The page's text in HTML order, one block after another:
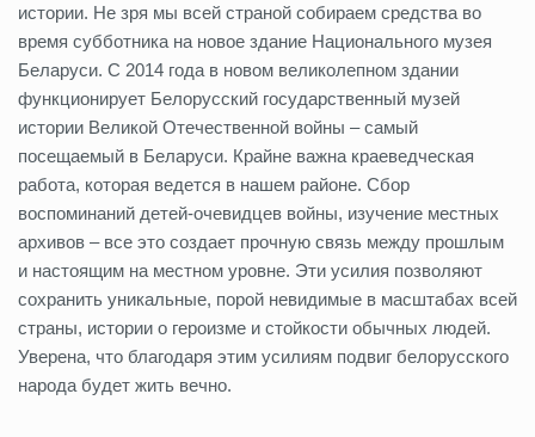
истории. Не зря мы всей страной собираем средства во
время субботника на новое здание Национального музея
Беларуси. С 2014 года в новом великолепном здании
функционирует Белорусский государственный музей
истории Великой Отечественной войны – самый
посещаемый в Беларуси. Крайне важна краеведческая
работа, которая ведется в нашем районе. Сбор
воспоминаний детей-очевидцев войны, изучение местных
архивов – все это создает прочную связь между прошлым
и настоящим на местном уровне. Эти усилия позволяют
сохранить уникальные, порой невидимые в масштабах всей
страны, истории о героизме и стойкости обычных людей.
Уверена, что благодаря этим усилиям подвиг белорусского
народа будет жить вечно.